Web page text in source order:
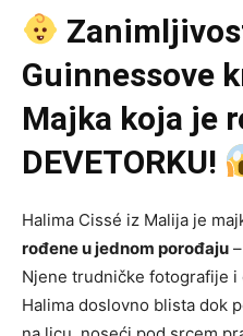
Guinnessove
Majka koja je
DEVETORKU!
Halima Cissé iz Malija je
rođene u jednom porođaju
Njene trudničke fotografije i
Halima doslovno blista dok